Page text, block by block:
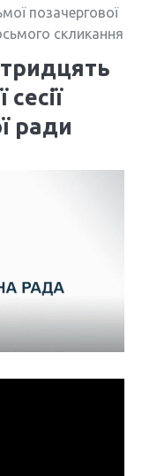
позачергової
скликання
ради